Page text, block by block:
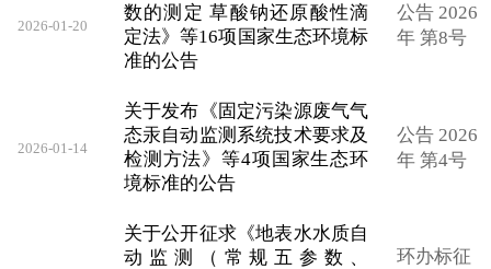
2026-01-20
数的测定 草酸钠还原酸性滴
定法》等16项国家生态环境标
准的公告
公告 2026
年 第8号
2026-01-14
关于发布《固定污染源废气气
态汞自动监测系统技术要求及
检测方法》等4项国家生态环
境标准的公告
公告 2026
年 第4号
关于公开征求《地表水水质自
动监测（常规五参数、
环办标征